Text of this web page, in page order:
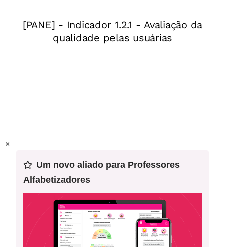
2º ano do Ensino Fundamental
descrever práticas e papéis sociais que as pessoas
exercem em diferentes comunidades.
×
Um novo aliado para Professores
Alfabetizadores